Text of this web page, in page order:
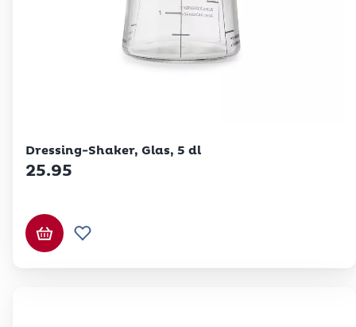
Dressing-Shaker, Glas, 5 dl
25.95
In den Warenkorb
Zur Wunschliste hinzufügen